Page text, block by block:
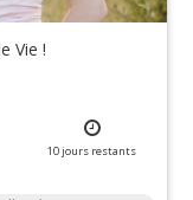
Vie !
10jours restants